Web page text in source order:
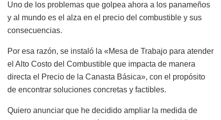
Uno de los problemas que golpea ahora a los panameños
y al mundo es el alza en el precio del combustible y sus
consecuencias.
Por esa razón, se instaló la «Mesa de Trabajo para atender
el Alto Costo del Combustible que impacta de manera
directa el Precio de la Canasta Básica», con el propósito
de encontrar soluciones concretas y factibles.
Quiero anunciar que he decidido ampliar la medida de